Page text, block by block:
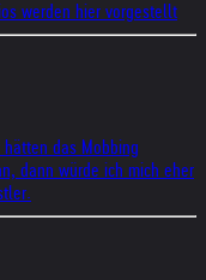
werden hier vorgestellt
das Mobbing
dann würde ich mich eher